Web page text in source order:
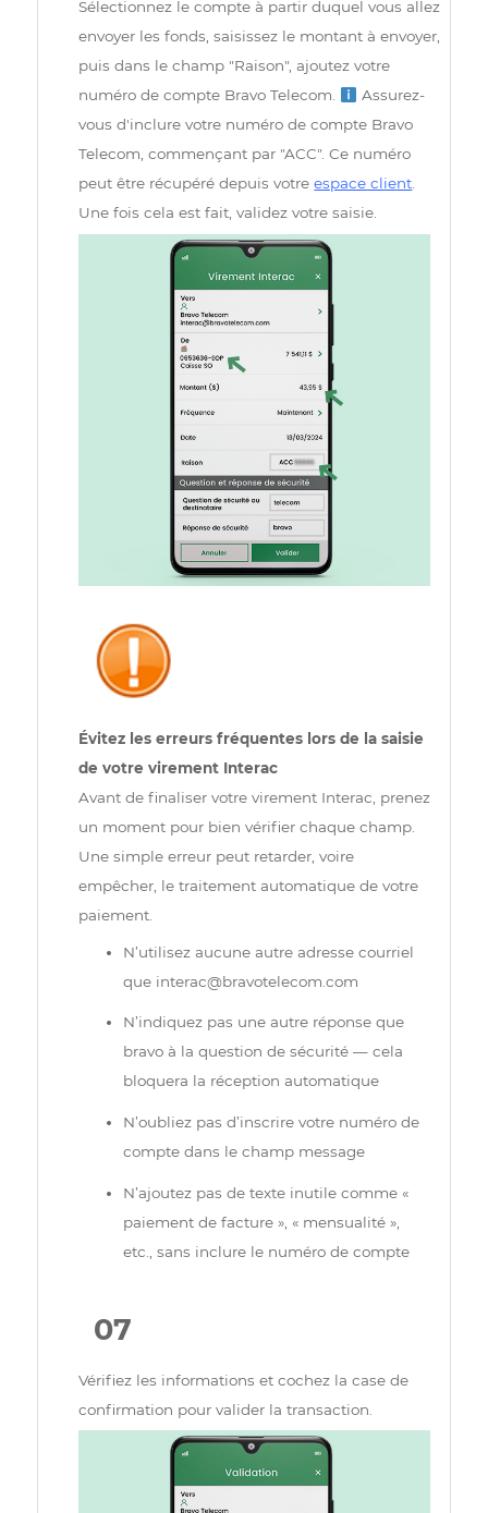
Sélectionnez le compte à partir duquel vous
envoyer les fonds, saisissez le montant à
puis dans le champ "Raison", ajoutez votre
numéro de compte Bravo Telecom.
vous d'inclure votre numéro de compte Bravo
peut être récupéré depuis votre
Une fois cela est fait, validez votre saisie.
Évitez les erreurs fréquentes lors de la saisie
Avant de finaliser votre virement Interac, prenez
Une simple erreur peut retarder, voire
empêcher, le traitement automatique de votre
N’utilisez aucune autre adresse courriel